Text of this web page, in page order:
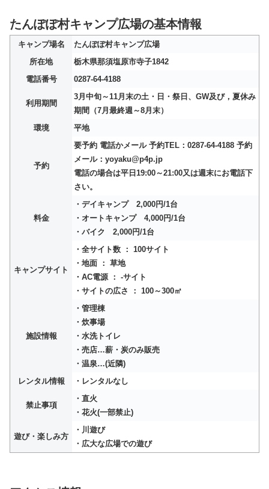
たんぽぽ村キャンプ広場の基本情報
キャンプ場名
たんぽぽ村キャンプ広場
所在地
栃木県那須塩原市寺子1842
電話番号
0287-64-4188
利用期間
3月中旬～11月末の土・日・祭日、GW及び，夏休み
期間（7月最終週～8月末）
環境
平地
予約
要予約 電話かメール 予約TEL：0287-64-4188 予約
メール：yoyaku@p4p.jp
電話の場合は平日19:00～21:00又は週末にお電話下
さい。
料金
・デイキャンプ 2,000円/1台
・オートキャンプ 4,000円/1台
・バイク 2,000円/1台
キャンプサイト
・全サイト数 ： 100サイト
・地面 ： 草地
・AC電源 ： -サイト
・サイトの広さ ： 100～300㎡
施設情報
・管理棟
・炊事場
・水洗トイレ
・売店…薪・炭のみ販売
・温泉…(近隣)
レンタル情報
・レンタルなし
禁止事項
・直火
・花火(一部禁止)
遊び・楽しみ方
・川遊び
・広大な広場での遊び